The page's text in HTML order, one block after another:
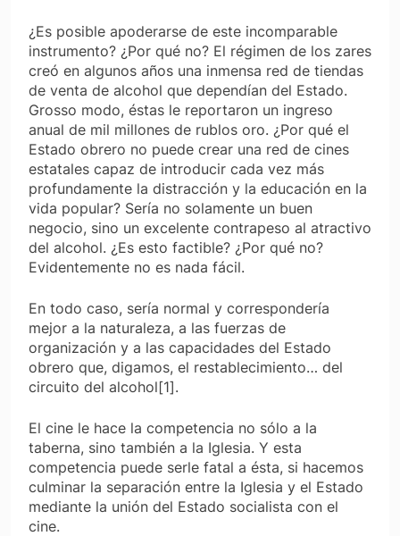
¿Es posible apoderarse de este incomparable
instrumento? ¿Por qué no? El régimen de los zares
creó en algunos años una inmensa red de tiendas
de venta de alcohol que dependían del Estado.
Grosso modo, éstas le reportaron un ingreso
anual de mil millones de rublos oro. ¿Por qué el
Estado obrero no puede crear una red de cines
estatales capaz de introducir cada vez más
profundamente la distracción y la educación en la
vida popular? Sería no solamente un buen
negocio, sino un excelente contrapeso al atractivo
del alcohol. ¿Es esto factible? ¿Por qué no?
Evidentemente no es nada fácil.
En todo caso, sería normal y correspondería
mejor a la naturaleza, a las fuerzas de
organización y a las capacidades del Estado
obrero que, digamos, el restablecimiento… del
circuito del alcohol[1].
El cine le hace la competencia no sólo a la
taberna, sino también a la Iglesia. Y esta
competencia puede serle fatal a ésta, si hacemos
culminar la separación entre la Iglesia y el Estado
mediante la unión del Estado socialista con el
cine.